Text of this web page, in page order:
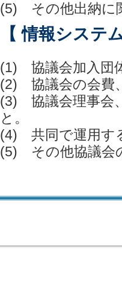
(5) その他出納に
【 情報システ
(1) 協議会加入団
(2) 協議会の会費
(3) 協議会理事会
と。
(4) 共同で運用す
(5) その他協議会